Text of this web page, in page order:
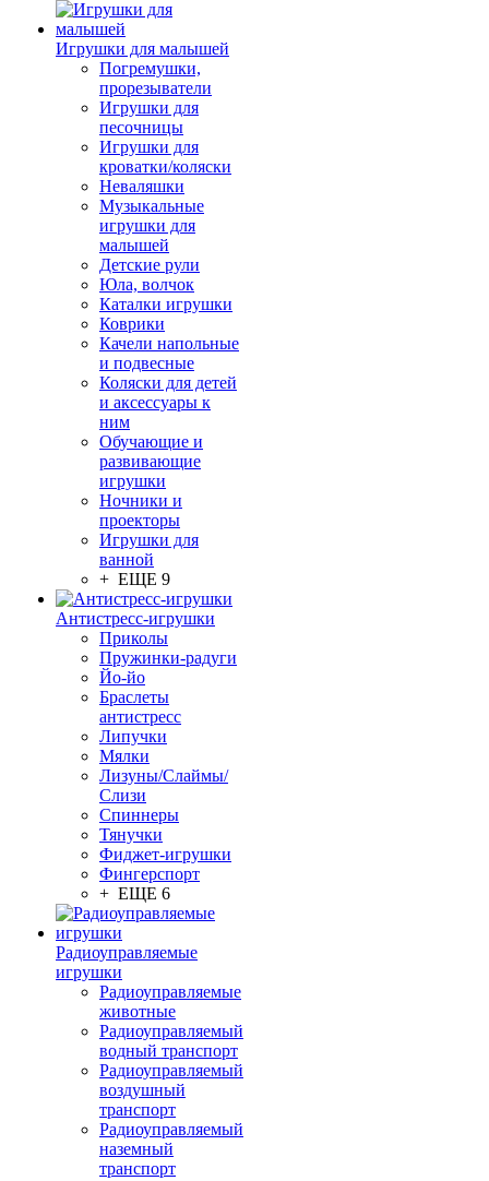
Игрушки для малышей
Погремушки,
прорезыватели
Игрушки для
песочницы
Игрушки для
кроватки/коляски
Неваляшки
Музыкальные
игрушки для
малышей
Детские рули
Юла, волчок
Каталки игрушки
Коврики
Качели напольные
и подвесные
Коляски для детей
и аксессуары к
ним
Обучающие и
развивающие
игрушки
Ночники и
проекторы
Игрушки для
ванной
+ ЕЩЕ 9
Антистресс-игрушки
Приколы
Пружинки-радуги
Йо-йо
Браслеты
антистресс
Липучки
Мялки
Лизуны/Слаймы/
Слизи
Спиннеры
Тянучки
Фиджет-игрушки
Фингерспорт
+ ЕЩЕ 6
Радиоуправляемые
игрушки
Радиоуправляемые
животные
Радиоуправляемый
водный транспорт
Радиоуправляемый
воздушный
транспорт
Радиоуправляемый
наземный
транспорт